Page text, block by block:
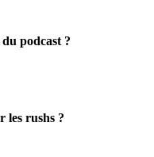
podcast ?
les rushs ?